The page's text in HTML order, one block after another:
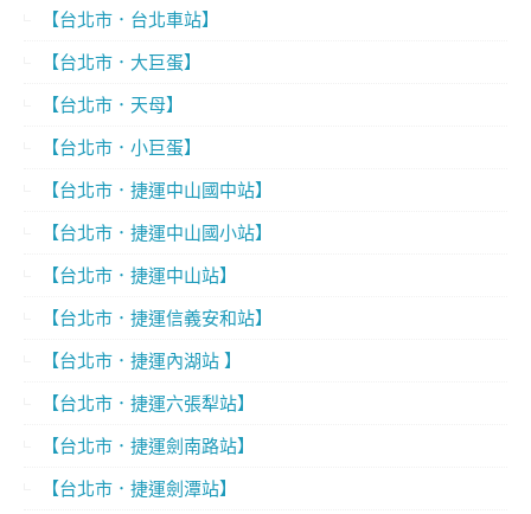
【台北市．台北車站】
【台北市．大巨蛋】
【台北市．天母】
【台北市．小巨蛋】
【台北市．捷運中山國中站】
【台北市．捷運中山國小站】
【台北市．捷運中山站】
【台北市．捷運信義安和站】
【台北市．捷運內湖站 】
【台北市．捷運六張犁站】
【台北市．捷運劍南路站】
【台北市．捷運劍潭站】